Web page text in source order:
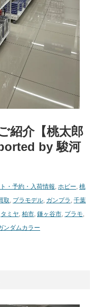
紹介【桃太郎
by 駿河
・予約・入荷情報, ホビー, 桃
取, プラモデル, ガンプラ , 千葉
タミヤ, 柏市, 鎌ヶ谷市, プラモ,
ンダムカラー